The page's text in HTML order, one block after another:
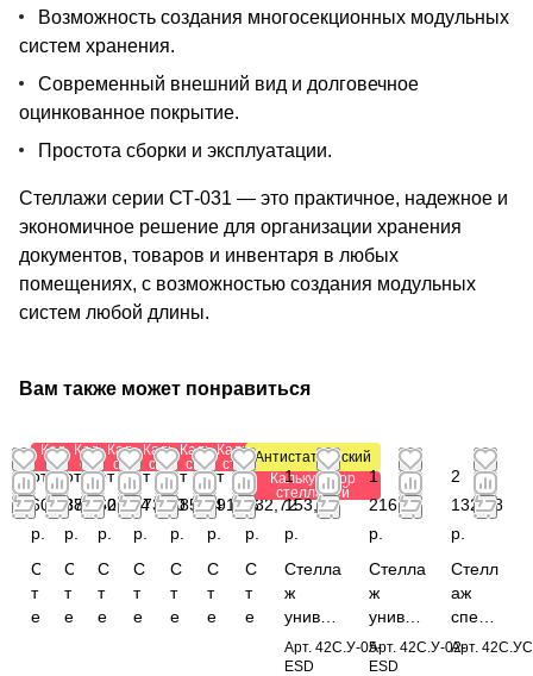
Возможность создания многосекционных модульных
систем хранения.
Современный внешний вид и долговечное
оцинкованное покрытие.
Простота сборки и эксплуатации.
Стеллажи серии СТ-031 — это практичное, надежное и
экономичное решение для организации хранения
документов, товаров и инвентаря в любых
помещениях, с возможностью создания модульных
систем любой длины.
Вам также может понравиться
Калькулятор
стеллажей
от
607,38
р.
С
т
е
Калькулятор
стеллажей
от
375,42
р.
С
т
е
Калькулятор
стеллажей
от 1
601,64
р.
С
т
е
Калькулятор
стеллажей
от
573,60
р.
С
т
е
Калькулятор
стеллажей
от
285,84
р.
С
т
е
Калькулятор
стеллажей
от
191,76
р.
С
т
е
Антистатический
Калькулятор
стеллажей
от 1
032,72
р.
С
т
е
1
153,44
р.
Стелла
ж
универ
сальны
й
Арт.42С.У-05-
ESD
1
216,56
р.
Стелла
ж
универ
сальны
й
Арт. 42С.У-02-
ESD
2
132,88
р.
Стелл
аж
специ
альны
Арт.